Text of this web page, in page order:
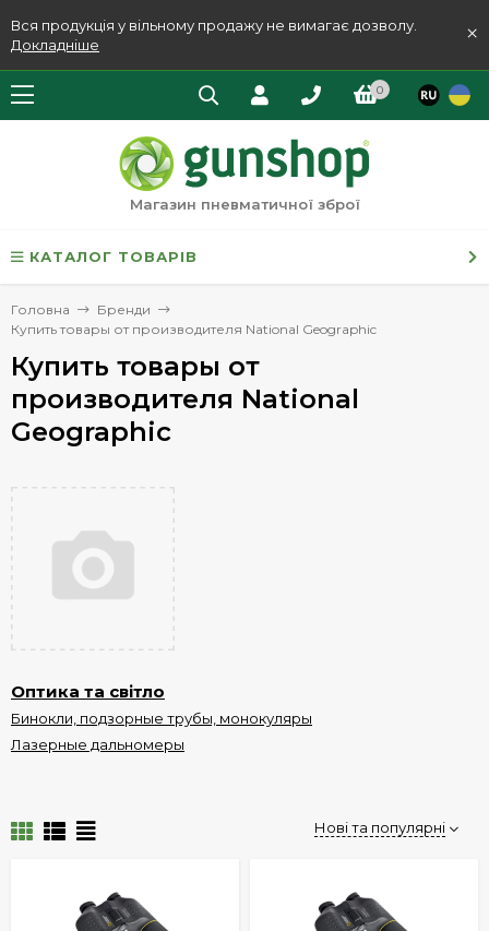
Вся продукція у вільному продажу не вимагає дозволу.
Докладніше
×
0
Магазин пневматичної зброї
КАТАЛОГ ТОВАРІВ
Головна
Бренди
Купить товары от производителя National Geographic
Купить товары от
производителя National
Geographic
Оптика та світло
Бинокли, подзорные трубы, монокуляры
Лазерные дальномеры
Нові та популярні